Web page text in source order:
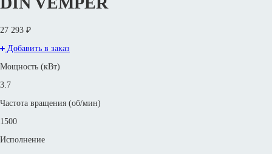
27 293 ₽
Добавить в заказ
Мощность (кВт)
3.7
Частота вращения (об/мин)
1500
Исполнение